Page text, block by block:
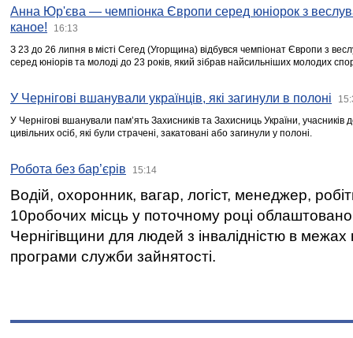
Анна Юр'єва — чемпіонка Європи серед юніорок з
каное!
16:13
З 23 до 26 липня в місті Сегед (Угорщина) відбувся чемпіонат Європи з
серед юніорів та молоді до 23 років, який зібрав найсильніших молодих
У Чернігові вшанували українців, які загинули в полоні
У Чернігові вшанували пам’ять Захисників та Захисниць України,
цивільних осіб, які були страчені, закатовані або загинули у полоні.
Робота без бар’єрів 15:14
Водій, охоронник, вагар, логіст, менеджер,
10робочих місць у поточному році
Чернігівщини для людей з інвалідністю в межах
програми служби зайнятості.